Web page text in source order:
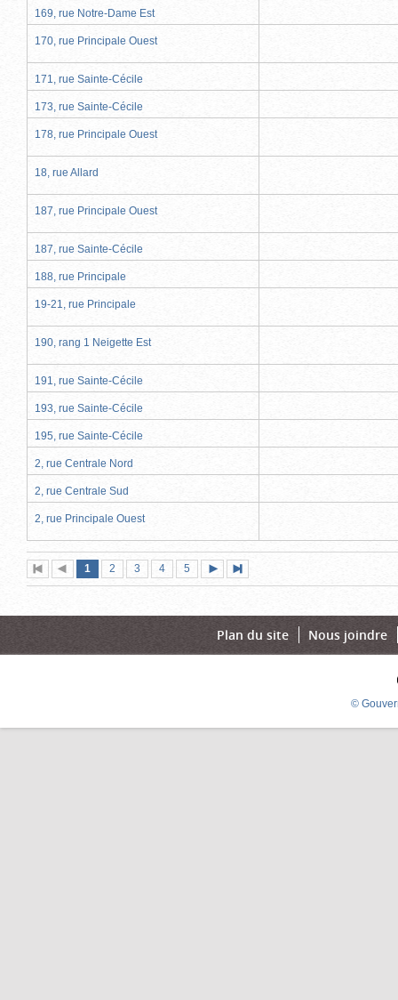
169, rue Notre-Dame Est
170, rue Principale Ouest
171, rue Sainte-Cécile
173, rue Sainte-Cécile
178, rue Principale Ouest
18, rue Allard
187, rue Principale Ouest
187, rue Sainte-Cécile
188, rue Principale
19-21, rue Principale
190, rang 1 Neigette Est
191, rue Sainte-Cécile
193, rue Sainte-Cécile
195, rue Sainte-Cécile
2, rue Centrale Nord
2, rue Centrale Sud
2, rue Principale Ouest
Première
page
Page
précédente
Page
1 (page
actuelle)
Page
2 Page
3 Page
4 Page
5
suivante
page
Plan du site Nous joindre
©